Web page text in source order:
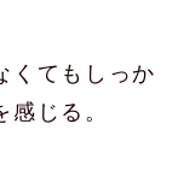
くてもしっか
じる。